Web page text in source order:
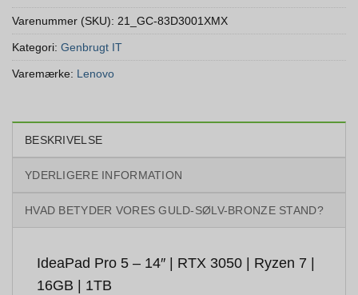
Varenummer (SKU): 21_GC-83D3001XMX
Kategori: Genbrugt IT
Varemærke: Lenovo
BESKRIVELSE
YDERLIGERE INFORMATION
HVAD BETYDER VORES GULD-SØLV-BRONZE STAND?
IdeaPad Pro 5 – 14″ | RTX 3050 | Ryzen 7 |
16GB | 1TB